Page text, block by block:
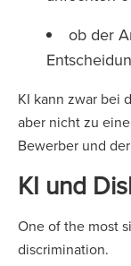
ob der
KI kann zwar bei
aber nicht zu
Bewerber und
KI und
One of the most
discrimination.